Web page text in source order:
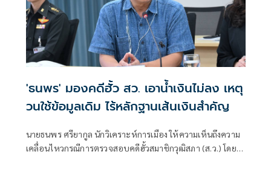
'ธนพร' มองคดีฮั้ว สว. เอาน้ำเงินไม่ลง เหตุ
วนใช้ข้อมูลเดิม ไร้หลักฐานเส้นเงินสำคัญ
นายธนพร ศรียากูล นักวิเคราะห์การเมือง ให้ความเห็นถึงความ
เคลื่อนไหวกรณีการตรวจสอบคดีฮั้วสมาชิกวุฒิสภา (ส.ว.) โดย